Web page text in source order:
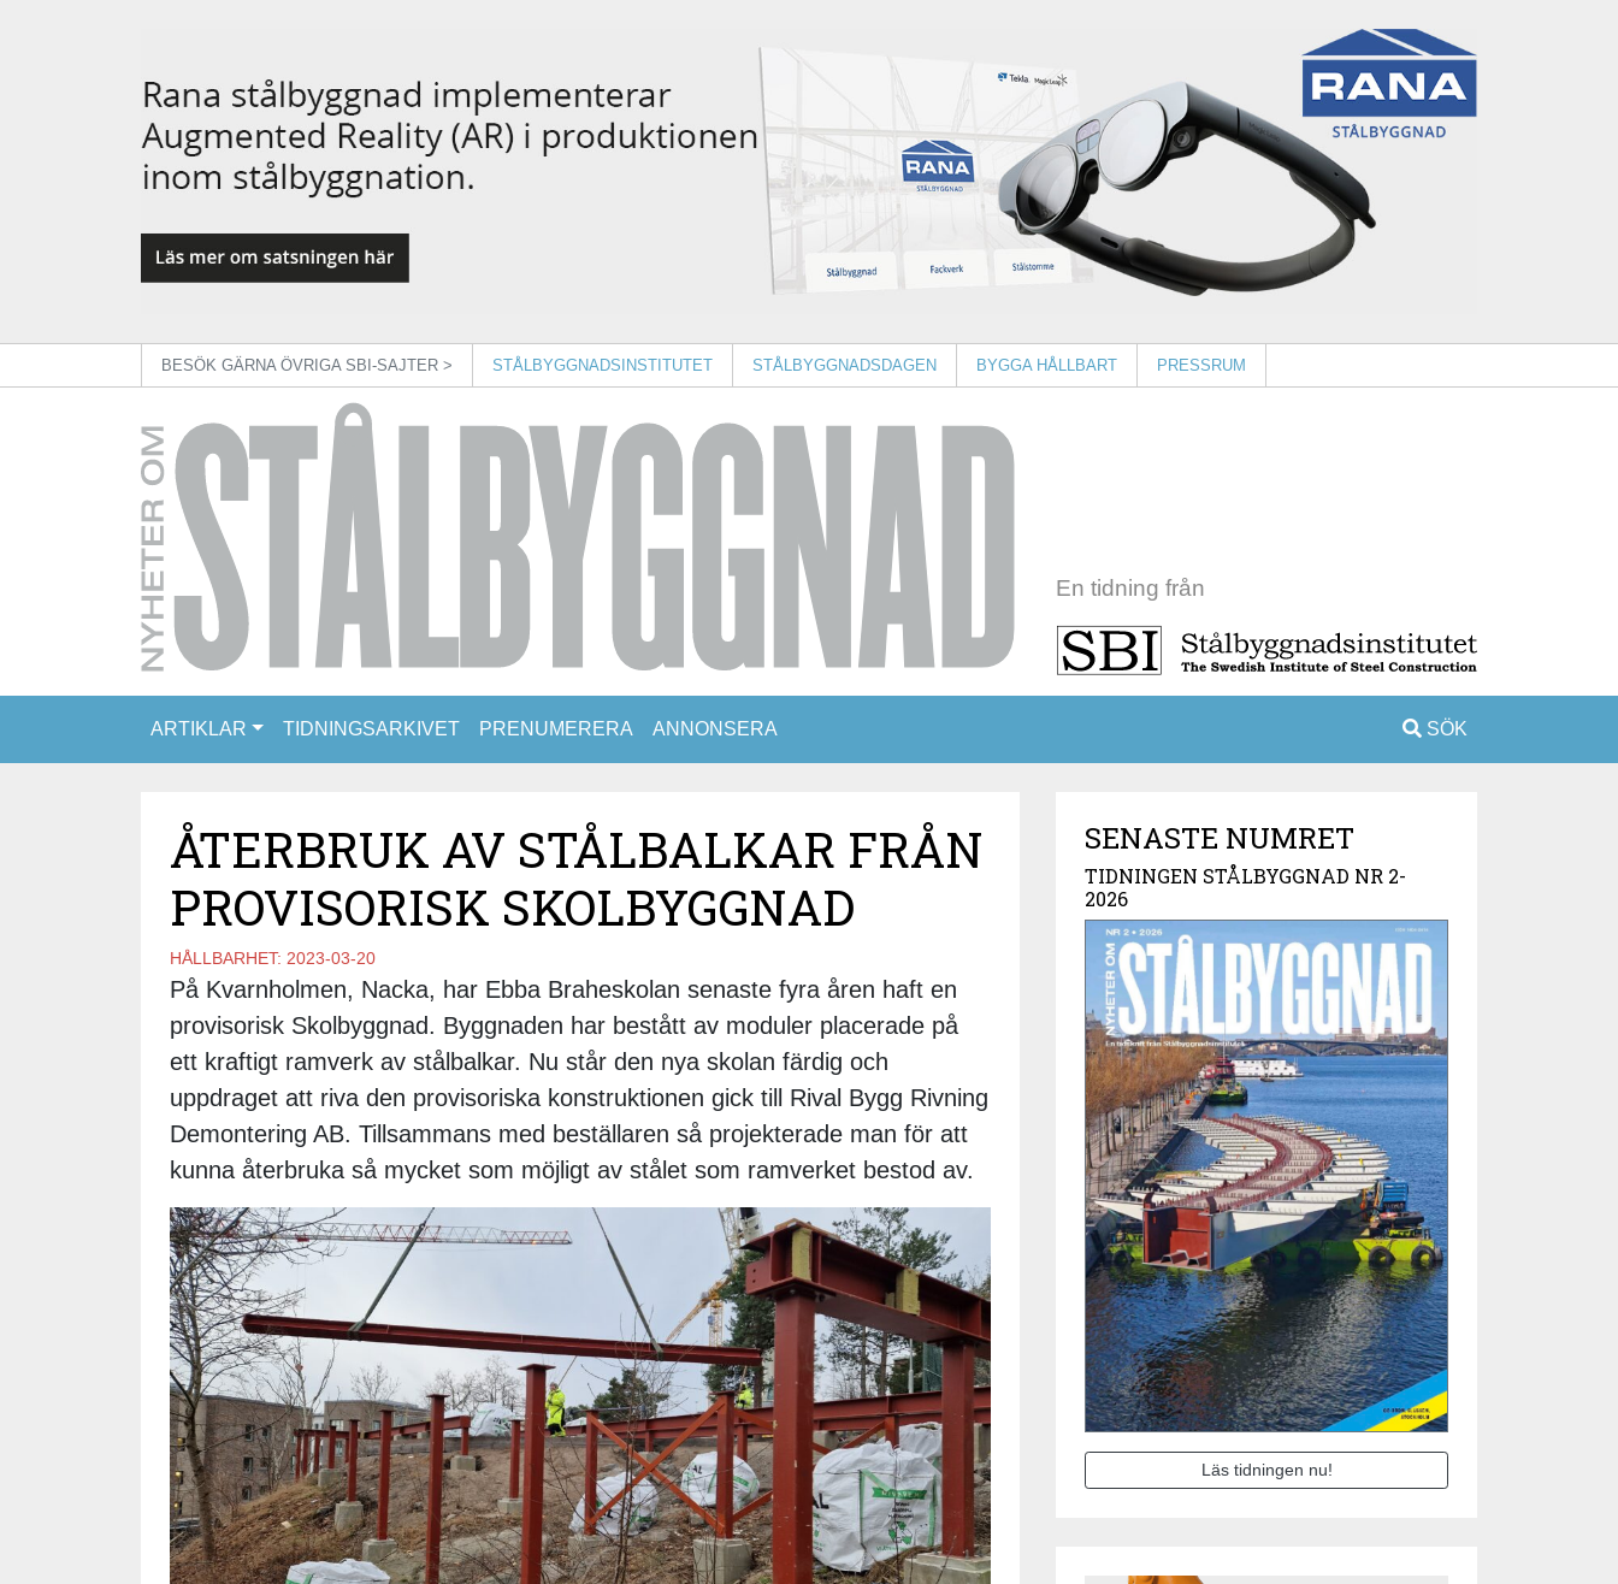
BESÖK GÄRNA ÖVRIGA SBI-SAJTER > STÅLBYGGNADSINSTITUTET STÅLBYGGNADSDAGEN BYGGA HÅLLBART PRESSRUM
En tidning från
ARTIKLAR TIDNINGSARKIVET PRENUMERERA ANNONSERA SÖK
ÅTERBRUK AV STÅLBALKAR FRÅN
PROVISORISK SKOLBYGGNAD
HÅLLBARHET: 2023-03-20
På Kvarnholmen, Nacka, har Ebba Braheskolan senaste fyra åren haft en
provisorisk Skolbyggnad. Byggnaden har bestått av moduler placerade på
ett kraftigt ramverk av stålbalkar. Nu står den nya skolan färdig och
uppdraget att riva den provisoriska konstruktionen gick till Rival Bygg Rivning
Demontering AB. Tillsammans med beställaren så projekterade man för att
kunna återbruka så mycket som möjligt av stålet som ramverket bestod av.
SENASTE NUMRET
TIDNINGEN STÅLBYGGNAD NR 2-
2026
Läs tidningen nu!